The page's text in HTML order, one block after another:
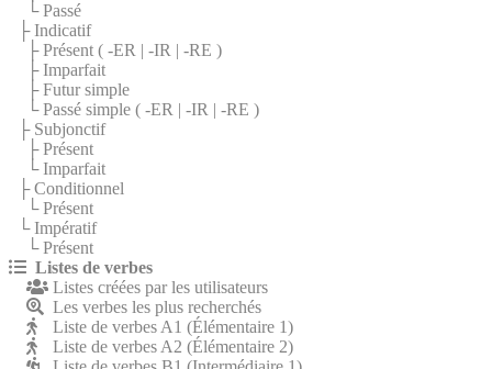
└ Passé
├ Indicatif
├ Présent ( -ER | -IR | -RE )
├ Imparfait
├ Futur simple
└ Passé simple ( -ER | -IR | -RE )
├ Subjonctif
├ Présent
└ Imparfait
├ Conditionnel
└ Présent
└ Impératif
└ Présent
Listes de verbes
Listes créées par les utilisateurs
Les verbes les plus recherchés
Liste de verbes A1 (Élémentaire 1)
Liste de verbes A2 (Élémentaire 2)